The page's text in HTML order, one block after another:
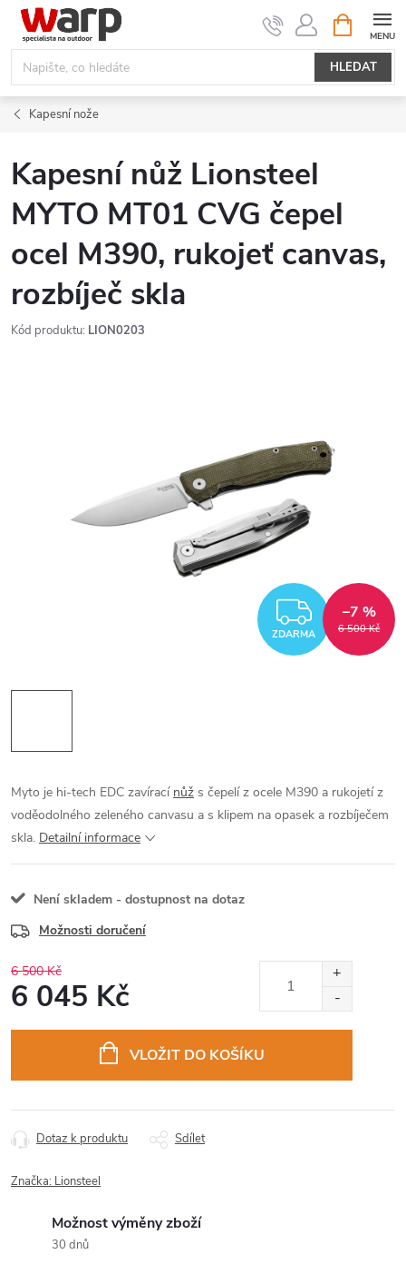
Přejít
obsah
HLEDAT
NÁKUPNÍ
KOŠÍK
Kapesní nože
Kapesní nůž Lionsteel
MYTO MT01 CVG čepel
ocel M390, rukojeť canvas,
rozbíječ skla
Kód produktu: LION0203
ZDARMA 6 500 Kč
–7 %
Myto je hi-tech EDC zavírací nůž s čepelí z ocele M390 a rukojetí z
voděodolného zeleného canvasu a s klipem na opasek a rozbíječem
skla. Detailní informace
Není skladem - dostupnost na dotaz
Možnosti doručení
6 500 Kč
6 045 Kč
VLOŽIT DO KOŠÍKU
Dotaz k produktu Sdílet
Značka: Lionsteel
Možnost výměny zboží
30 dnů